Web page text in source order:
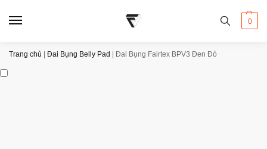
0
Trang chủ Đai Bụng Belly Pad Đai Bụng Fairtex BPV3 Đen Đỏ